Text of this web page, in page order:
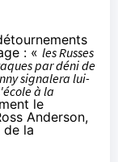
: « les Russes
par déni de
signalera lui-
à la
le
Anderson,
de la